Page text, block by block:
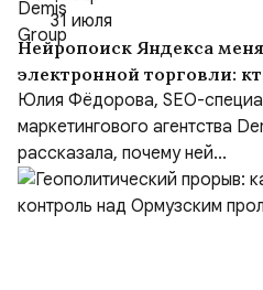
31 июля
Нейропоиск Яндекса
электронной торговли:
борьбе за покупателя
Юлия Фёдорова, SEO-
маркетингового агентства
рассказала, почему ней...